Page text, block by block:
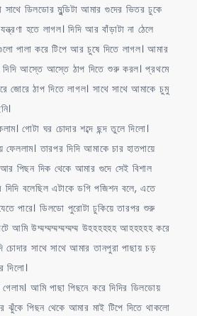
সাথে ডিলডোর মুন্ডিটা আমার গুদের ভিতর ঢুকে
হতে লাগল। দিদি আর বাঁড়াটা না ঠেলে
পালা করে টিপে আর চুষে দিতে লাগল। আমার
দিদি আস্তে আস্তে ঠাপ দিতে শুরু করল। প্রথমে
জোরে ঠাপ দিতে লাগল। সাথে সাথে আমাকে চুমু
গোটা ঘর চোদার শব্দে ছন্দ তুলে দিলো।
তারপর দিদি আমাকে চার হাতপায়ে
পিছন দিক থেকে আমার গুদে সেই বিশাল
দিদি বলেছিল এটাকে ডগি পজিশন বলে, এতে
পারে। ডিলডো পুরোটা ঢুকিয়ে তারপর শুরু
আমি উম্মম্মম্মম্মম্মম্ম উহহহহহহ আহহহহহ করে
চোদার সাথে সাথে আমার তানপুরা পাছায় চড়
দিলো।
আমি পাছা পিছনে করে দিদির ডিলডোয়
ঝুঁকে পিছন থেকে আমার মাই টিপে দিতে থাকলো